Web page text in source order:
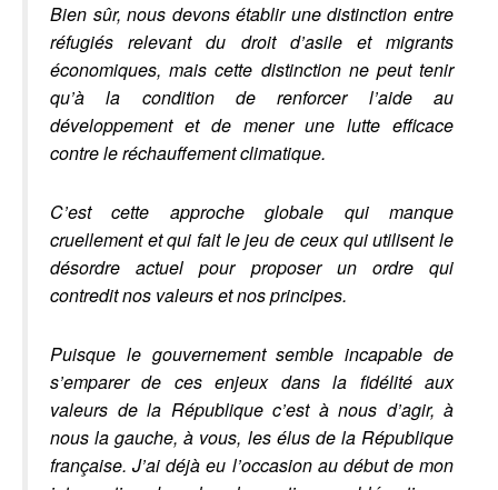
Bien sûr, nous devons établir une distinction entre
réfugiés relevant du droit d’asile et migrants
économiques, mais cette distinction ne peut tenir
qu’à la condition de renforcer l’aide au
développement et de mener une lutte efficace
contre le réchauffement climatique.
C’est cette approche globale qui manque
cruellement et qui fait le jeu de ceux qui utilisent le
désordre actuel pour proposer un ordre qui
contredit nos valeurs et nos principes.
Puisque le gouvernement semble incapable de
s’emparer de ces enjeux dans la fidélité aux
valeurs de la République c’est à nous d’agir, à
nous la gauche, à vous, les élus de la République
française. J’ai déjà eu l’occasion au début de mon